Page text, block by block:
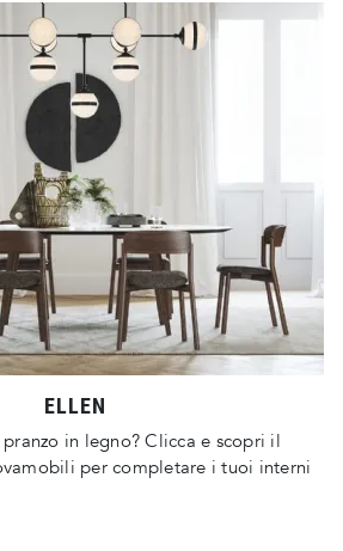
ELLEN
in legno? Clicca e scopri il
per completare i tuoi interni